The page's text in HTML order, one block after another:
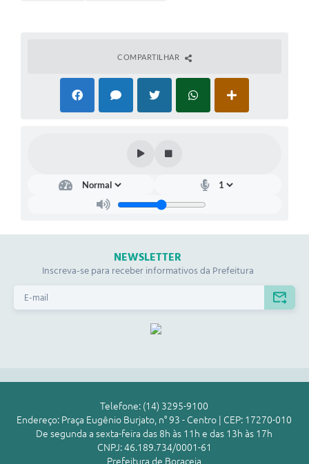
COMPARTILHAR
NEWSLETTER
Inscreva-se para receber informativos da Prefeitura
Telefone: (14) 3295-9100
Endereço: Praça Eugênio Burjato, n° 93 - Centro | CEP: 17270-010
De segunda a sexta-feira das 8h às 11h e das 13h às 17h
CNPJ: 46.189.734/0001-61
Prefeitura de Boraceia